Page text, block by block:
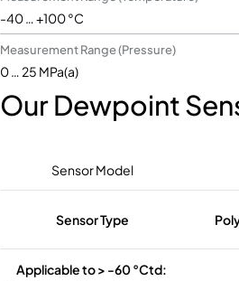
-40 … +100 °C
Measurement Range (Pressure)
0 … 25 MPa(a)
Our Dewpoint
Sensor Model
Sensor Type
Applicable to > -60 °Ctd: